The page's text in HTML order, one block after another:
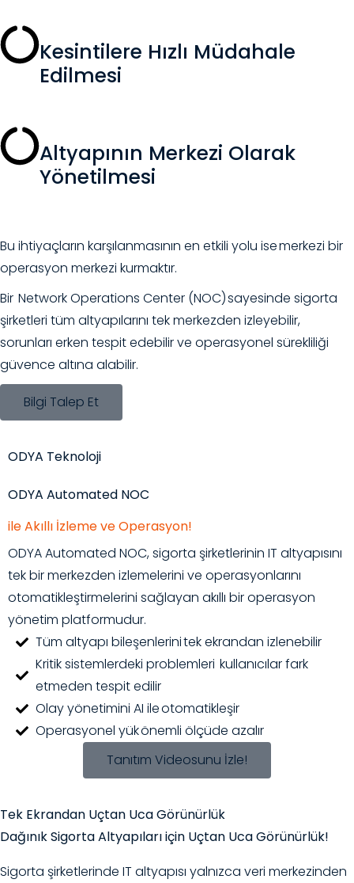
Kesintilere Hızlı Müdahale
Edilmesi
Altyapının Merkezi Olarak
Yönetilmesi
Bu ihtiyaçların karşılanmasının en etkili yolu ise merkezi bir
operasyon merkezi kurmaktır.
Bir Network Operations Center (NOC) sayesinde sigorta
şirketleri tüm altyapılarını tek merkezden izleyebilir,
sorunları erken tespit edebilir ve operasyonel sürekliliği
güvence altına alabilir.
Bilgi Talep Et
ODYA Teknoloji
ODYA Automated NOC
ile Akıllı İzleme ve Operasyon!
ODYA Automated NOC, sigorta şirketlerinin IT altyapısını
tek bir merkezden izlemelerini ve operasyonlarını
otomatikleştirmelerini sağlayan akıllı bir operasyon
yönetim platformudur.
Tüm altyapı bileşenlerini tek ekrandan izlenebilir
Kritik sistemlerdeki problemleri kullanıcılar fark
etmeden tespit edilir
Olay yönetimini AI ile otomatikleşir
Operasyonel yük önemli ölçüde azalır
Tanıtım Videosunu İzle!
Tek Ekrandan Uçtan Uca Görünürlük
Dağınık Sigorta Altyapıları için Uçtan Uca Görünürlük!
Sigorta şirketlerinde IT altyapısı yalnızca veri merkezinden